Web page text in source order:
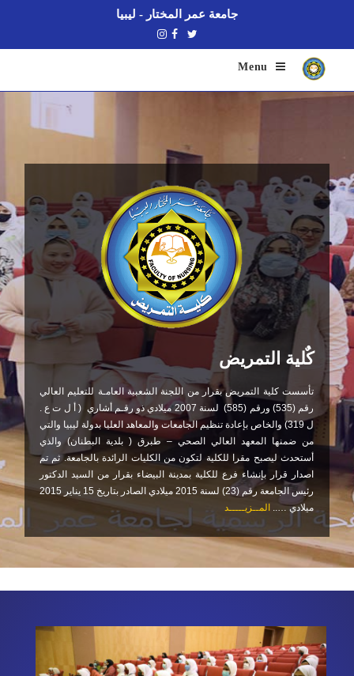
جامعة عمر المختار - ليبيا
Menu
كٌلية التمريض
تأسست كلية التمريض بقرار من اللجنة الشعبية العامـة للتعليم العالي
رقم (535) ورقم (585) لسنة 2007 ميلادي ذو رقـم أشاري ( أ ل ت ع .
ل 319) والخاص بإعادة تنظيم الجامعات والمعاهد العليا بدولة ليبيا والتي
من ضمنها المعهد العالي الصحي – طبرق ( بلدية البطنان) والذي
أستحدث ليصبح مقرا للكلية لتكون من الكليات الرائدة بالجامعة. ثم تم
اصدار قرار بإنشاء فرع للكلية بمدينة البيضاء بقرار من السيد الدكتور
رئيس الجامعة رقم (23) لسنة 2015 ميلادي الصادر بتاريخ 15 يناير 2015
ميلادي …..المــزيـــــد